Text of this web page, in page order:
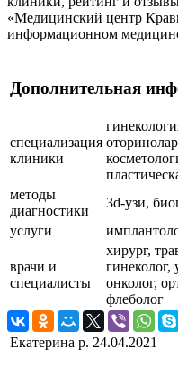
«Медицинский центр
информационном
Дополнительная
специализация
клиники
методы
диагностики
3d-узи,
услуги
врачи и
специалисты
хирург,
гинеколог,
онколог,
флеболог
Екатерина р. 24.04.2021